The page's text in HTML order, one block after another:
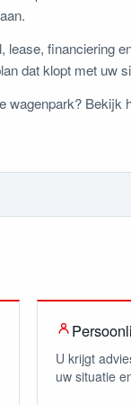
financiering
dat klopt met uw
wagenpark? Bekijk
U krijgt
uw situatie